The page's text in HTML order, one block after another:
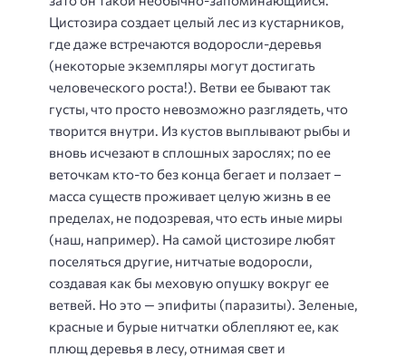
Цистозира создает целый лес из кустарников,
где даже встречаются водоросли-деревья
(некоторые экземпляры могут достигать
человеческого роста!). Ветви ее бывают так
густы, что просто невозможно разглядеть, что
творится внутри. Из кустов выплывают рыбы и
вновь исчезают в сплошных зарослях; по ее
веточкам кто-то без конца бегает и ползает –
масса существ проживает целую жизнь в ее
пределах, не подозревая, что есть иные миры
(наш, например). На самой цистозире любят
поселяться другие, нитчатые водоросли,
создавая как бы меховую опушку вокруг ее
ветвей. Но это — эпифиты (паразиты). Зеленые,
красные и бурые нитчатки облепляют ее, как
плющ деревья в лесу, отнимая свет и